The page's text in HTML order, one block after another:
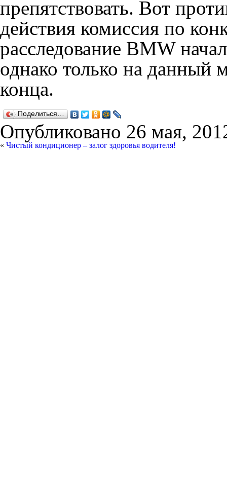
препятствовать. Вот
действия комиссия по
расследование BMW
однако только на данный
конца.
Поделиться…
Опубликовано 26 мая,
« Чистый кондиционер – залог здоровья водителя!